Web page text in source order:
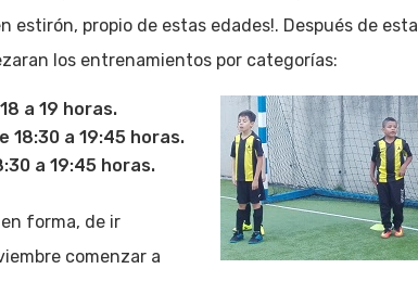
estirón, propio de estas edades!. Después de esta
los entrenamientos por categorías:
a 19 horas.
18:30 a 19:45 horas.
a 19:45 horas.
forma, de ir
comenzar a